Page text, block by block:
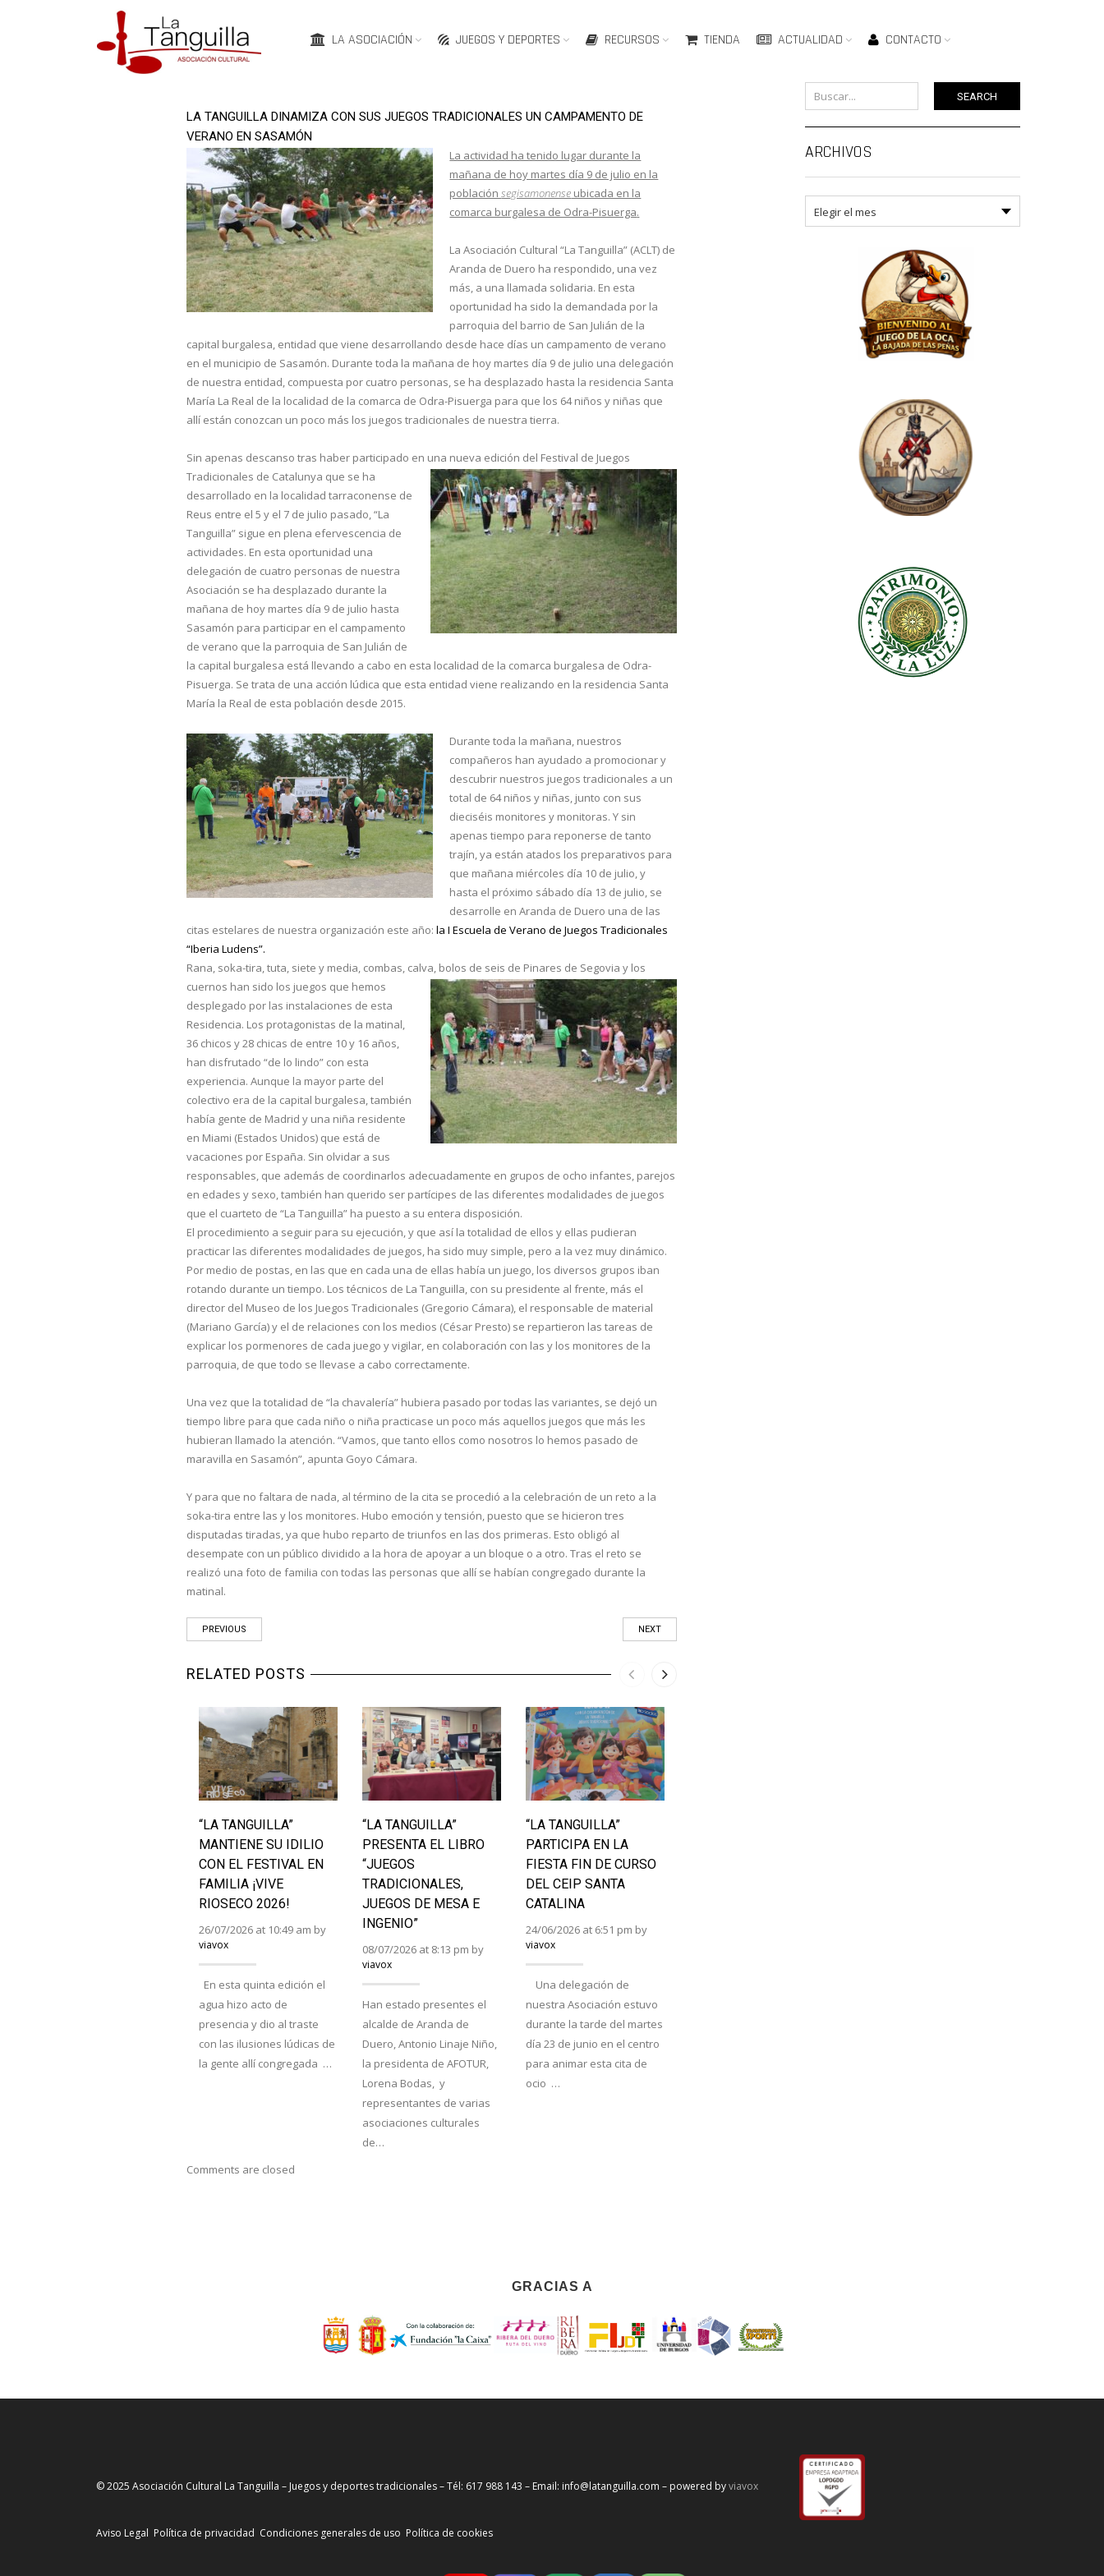
LA ASOCIACIÓN JUEGOS Y DEPORTES RECURSOS TIENDA ACTUALIDAD CONTACTO
LA TANGUILLA DINAMIZA CON SUS JUEGOS TRADICIONALES UN CAMPAMENTO DE
VERANO EN SASAMÓN
La actividad ha tenido lugar durante la
mañana de hoy martes día 9 de julio en la
poblaciónsegisamonense ubicada en la
comarca burgalesa de Odra-Pisuerga.
La Asociación Cultural “La Tanguilla” (ACLT) de
Aranda de Duero ha respondido, una vez
más, a una llamada solidaria. En esta
oportunidad ha sido la demandada por la
parroquia del barrio de San Julián de la
capital burgalesa, entidad que viene desarrollando desde hace días un campamento de verano
en el municipio de Sasamón. Durante toda la mañana de hoy martes día 9 de julio una delegación
de nuestra entidad, compuesta por cuatro personas, se ha desplazado hasta la residencia Santa
María La Real de la localidad de la comarca de Odra-Pisuerga para que los 64 niños y niñas que
allí están conozcan un poco más los juegos tradicionales de nuestra tierra.
Sin apenas descanso tras haber participado en una nueva edición del Festival de Juegos
Tradicionales de Catalunya que se ha
desarrollado en la localidad tarraconense de
Reus entre el 5 y el 7 de julio pasado, “La
Tanguilla” sigue en plena efervescencia de
actividades. En esta oportunidad una
delegación de cuatro personas de nuestra
Asociación se ha desplazado durante la
mañana de hoy martes día 9 de julio hasta
Sasamón para participar en el campamento
de verano que la parroquia de San Julián de
la capital burgalesa está llevando a cabo en esta localidad de la comarca burgalesa de Odra-
Pisuerga. Se trata de una acción lúdica que esta entidad viene realizando en la residencia Santa
María la Real de esta población desde 2015.
Durante toda la mañana, nuestros
compañeros han ayudado a promocionar y
descubrir nuestros juegos tradicionales a un
total de 64 niños y niñas, junto con sus
dieciséis monitores y monitoras. Y sin
apenas tiempo para reponerse de tanto
trajín, ya están atados los preparativos para
que mañana miércoles día 10 de julio, y
hasta el próximo sábado día 13 de julio, se
desarrolle en Aranda de Duero una de las
citas estelares de nuestra organización este año:la I Escuela de Verano de Juegos Tradicionales
“Iberia Ludens”.
Rana, soka-tira, tuta, siete y media, combas, calva, bolos de seis de Pinares de Segovia y los
cuernos han sido los juegos que hemos
desplegado por las instalaciones de esta
Residencia. Los protagonistas de la matinal,
36 chicos y 28 chicas de entre 10 y 16 años,
han disfrutado “de lo lindo” con esta
experiencia. Aunque la mayor parte del
colectivo era de la capital burgalesa, también
había gente de Madrid y una niña residente
en Miami (Estados Unidos) que está de
vacaciones por España. Sin olvidar a sus
responsables, que además de coordinarlos adecuadamente en grupos de ocho infantes, parejos
en edades y sexo, también han querido ser partícipes de las diferentes modalidades de juegos
que el cuarteto de “La Tanguilla” ha puesto a su entera disposición.
El procedimiento a seguir para su ejecución, y que así la totalidad de ellos y ellas pudieran
practicar las diferentes modalidades de juegos, ha sido muy simple, pero a la vez muy dinámico.
Por medio de postas, en las que en cada una de ellas había un juego, los diversos grupos iban
rotando durante un tiempo. Los técnicos de La Tanguilla, con su presidente al frente, más el
director del Museo de los Juegos Tradicionales (Gregorio Cámara), el responsable de material
(Mariano García) y el de relaciones con los medios (César Presto) se repartieron las tareas de
explicar los pormenores de cada juego y vigilar, en colaboración con las y los monitores de la
parroquia, de que todo se llevase a cabo correctamente.
Una vez que la totalidad de “la chavalería” hubiera pasado por todas las variantes, se dejó un
tiempo libre para que cada niño o niña practicase un poco más aquellos juegos que más les
hubieran llamado la atención. “Vamos, que tanto ellos como nosotros lo hemos pasado de
maravilla en Sasamón”, apunta Goyo Cámara.
Y para que no faltara de nada, al término de la cita se procedió a la celebración de un reto a la
soka-tira entre las y los monitores. Hubo emoción y tensión, puesto que se hicieron tres
disputadas tiradas, ya que hubo reparto de triunfos en las dos primeras. Esto obligó al
desempate con un público dividido a la hora de apoyar a un bloque o a otro. Tras el reto se
realizó una foto de familia con todas las personas que allí se habían congregado durante la
matinal.
PREVIOUS NEXT
RELATED POSTS
“LA TANGUILLA”
MANTIENE SU IDILIO
CON EL FESTIVAL EN
FAMILIA ¡VIVE
RIOSECO 2026!
26/07/2026 at 10:49 am by
viavox
En esta quinta edición el
agua hizo acto de
presencia y dio al traste
con las ilusiones lúdicas de
la gente allí congregada …
“LA TANGUILLA”
PRESENTA EL LIBRO
“JUEGOS
TRADICIONALES,
JUEGOS DE MESA E
INGENIO”
08/07/2026 at 8:13 pm by
viavox
Han estado presentes el
alcalde de Aranda de
Duero, Antonio Linaje Niño,
la presidenta de AFOTUR,
Lorena Bodas, y
representantes de varias
asociaciones culturales
de…
“LA TANGUILLA”
PARTICIPA EN LA
FIESTA FIN DE CURSO
DEL CEIP SANTA
CATALINA
24/06/2026 at 6:51 pm by
viavox
Una delegación de
nuestra Asociación estuvo
durante la tarde del martes
día 23 de junio en el centro
para animar esta cita de
ocio …
Comments are closed
SEARCH
ARCHIVOS
GRACIAS A
© 2025 Asociación Cultural La Tanguilla – Juegos y deportes tradicionales – Tél: 617 988 143 – Email: info@latanguilla.com – powered byviavox
Aviso Legal Política de privacidad Condiciones generales de uso Política de cookies